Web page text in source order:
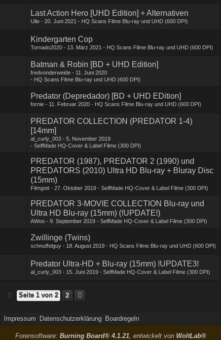
Last Action Hero [UHD Edition] + Alternativen
Ulle 20. Juni 2021 HQ Scans Filme Blu-ray und UHD (600 DPI)
Kindergarten Cop
Tornado2020 13. März 2021 HQ Scans Filme Blu-ray und UHD (600 DPI)
Batman & Robin [BD + UHD Edition]
fredvonderweide
11. Juni 2020
HQ Scans Filme Blu-ray und UHD (600 DPI)
Predator (Depredador) [BD + UHD EDition]
fornie 11. Februar 2020 HQ Scans Filme Blu-ray und UHD (600 DPI)
PREDATOR COLLECTION (PREDATOR 1-4)
[14mm]
al_curly_003
5. November 2019
SelfMade HQ-Cover & Label Filme (300 DPI)
PREDATOR (1987), PREDATOR 2 (1990) und
PREDATORS (2010) Ultra HD Blu-ray + Bluray Disc
(15mm)
Filmgott 27. Oktober 2019 SelfMade HQ-Cover & Label Filme (300 DPI)
PREDATOR 3-MOVIE COLLECTION Blu-ray und
Ultra HD Blu-ray (15mm) (!UPDATE!)
AWoo 9. September 2019 SelfMade HQ-Cover & Label Filme (300 DPI)
Zwillinge (Twins)
schnuffelguy 18. August 2019 HQ Scans Filme Blu-ray und UHD (600 DPI)
Predator Ultra-HD + Blu-ray (15mm) !UPDATE3!
al_curly_003 15. Juni 2019 SelfMade HQ-Cover & Label Filme (300 DPI)
Seite 1 von 2 2
Impressum Datenschutzerklärung Boardregeln
Forensoftware: Burning Board® 4.1.21, entwickelt von WoltLab®